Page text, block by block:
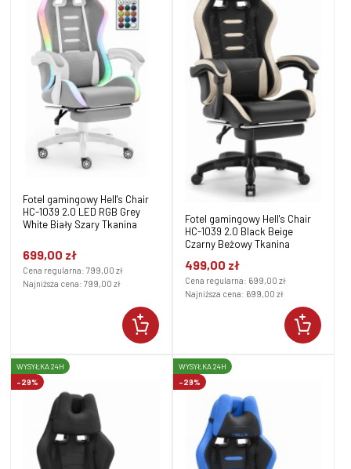
Fotel gamingowy Hell's Chair
HC-1039 2.0 LED RGB Grey
White Biały Szary Tkanina
699,00 zł
Cena regularna: 799,00 zł
Najniższa cena: 799,00 zł
Fotel gamingowy Hell's Chair
HC-1039 2.0 Black Beige
Czarny Beżowy Tkanina
499,00 zł
Cena regularna: 699,00 zł
Najniższa cena: 699,00 zł
-29%
WYSYŁKA 24H
-29%
WYSYŁKA 24H